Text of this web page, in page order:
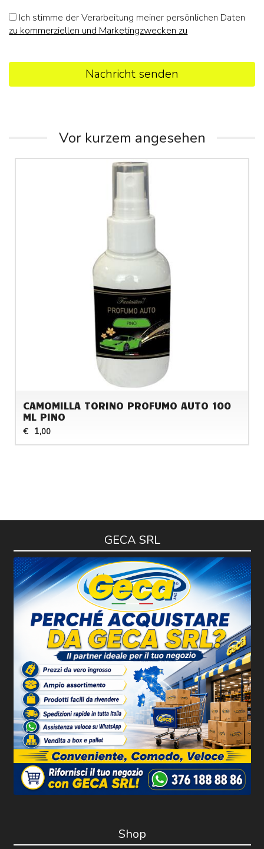
Ich stimme der Verarbeitung meiner persönlichen Daten
zu kommerziellen und Marketingzwecken zu
Nachricht senden
Vor kurzem angesehen
CAMOMILLA TORINO PROFUMO AUTO 100
ML PINO
€ 1,00
GECA SRL
Shop